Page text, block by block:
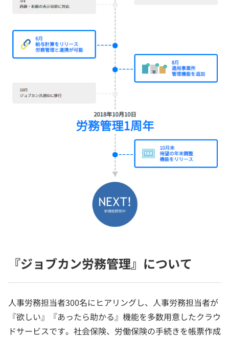
『ジョブカン労務管理』について
人事労務担当者300名にヒアリングし、人事労務担当者が
『欲しい』『あったら助かる』機能を多数用意したクラウ
ドサービスです。社会保険、労働保険の手続きを帳票作成